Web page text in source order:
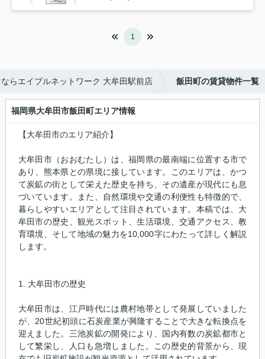
1
らエイブルネットワーク 大牟田駅前店 飯田町の賃貸物件一覧
福岡県大牟田市飯田町エリア情報
【大牟田市のエリア紹介】
大牟田市（おおむたし）は、福岡県の最南端に位置する市で
あり、熊本県との県境に接しています。このエリアは、かつ
て炭鉱の街として栄えた歴史を持ち、その遺産が現代にも息
づいています。また、自然環境や交通の利便性も特徴的で、
暮らしやすいエリアとして注目されています。本稿では、大
牟田市の歴史、観光スポット、生活環境、交通アクセス、教
育環境、そして地域の魅力を10,000字にわたって詳しく解説
します。
1. 大牟田市の歴史
大牟田市は、江戸時代には農村地帯として発展していました
が、20世紀初頭に石炭産業が興隆することで大きな転換点を
迎えました。三池炭鉱の開発により、国内有数の炭鉱都市と
して繁栄し、人口も急増しました。この歴史的背景から、現